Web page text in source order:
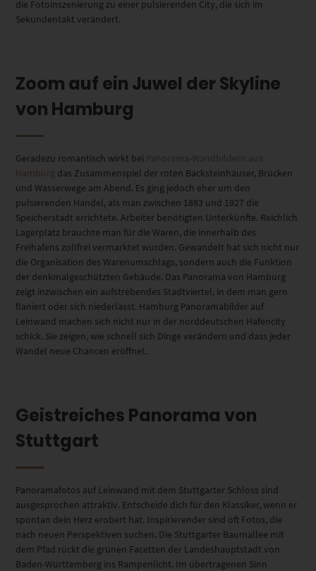
die Fotoinszenierung zu einer pulsierenden City, die sich im
Sekundentakt verändert.
Zoom auf ein Juwel der Skyline
von Hamburg
Geradezu romantisch wirkt bei Panorama-Wandbildern aus
Hamburg das Zusammenspiel der roten Backsteinhäuser, Brücken
und Wasserwege am Abend. Es ging jedoch eher um den
pulsierenden Handel, als man zwischen 1883 und 1927 die
Speicherstadt errichtete. Arbeiter benötigten Unterkünfte. Reichlich
Lagerplatz brauchte man für die Waren, die innerhalb des
Freihafens zollfrei vermarktet wurden. Gewandelt hat sich nicht nur
die Organisation des Warenumschlags, sondern auch die Funktion
der denkmalgeschützten Gebäude. Das Panorama von Hamburg
zeigt inzwischen ein aufstrebendes Stadtviertel, in dem man gern
flaniert oder sich niederlässt. Hamburg Panoramabilder auf
Leinwand machen sich nicht nur in der norddeutschen Hafencity
schick. Sie zeigen, wie schnell sich Dinge verändern und dass jeder
Wandel neue Chancen eröffnet.
Geistreiches Panorama von
Stuttgart
Panoramafotos auf Leinwand mit dem Stuttgarter Schloss sind
ausgesprochen attraktiv. Entscheide dich für den Klassiker, wenn er
spontan dein Herz erobert hat. Inspirierender sind oft Fotos, die
nach neuen Perspektiven suchen. Die Stuttgarter Baumallee mit
dem Pfad rückt die grünen Facetten der Landeshauptstadt von
Baden-Württemberg ins Rampenlicht. Im übertragenen Sinn